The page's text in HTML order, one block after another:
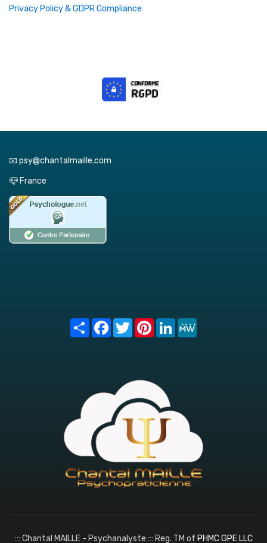
Privacy Policy & GDPR Compliance
📧 psy@chantalmaille.com
📪 France
Share FacebookTwitterPinterest
LinkedIn
::: Chantal MAILLE - Psychanalyste ::: Reg. TM of PHMC GPE LLC